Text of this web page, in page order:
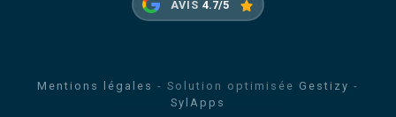
AVIS 4.7/5
Mentions légales - Solution optimisée Gestizy -
SylApps